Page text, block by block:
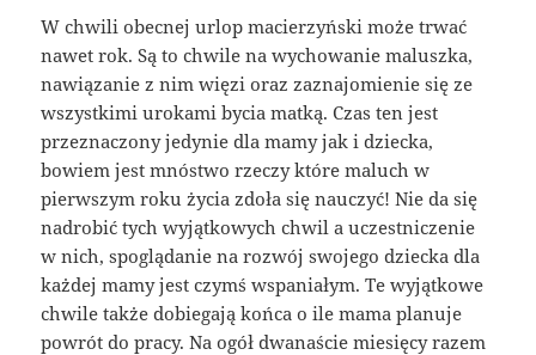
W chwili obecnej urlop macierzyński może trwać
nawet rok. Są to chwile na wychowanie maluszka,
nawiązanie z nim więzi oraz zaznajomienie się ze
wszystkimi urokami bycia matką. Czas ten jest
przeznaczony jedynie dla mamy jak i dziecka,
bowiem jest mnóstwo rzeczy które maluch w
pierwszym roku życia zdoła się nauczyć! Nie da się
nadrobić tych wyjątkowych chwil a uczestniczenie
w nich, spoglądanie na rozwój swojego dziecka dla
każdej mamy jest czymś wspaniałym. Te wyjątkowe
chwile także dobiegają końca o ile mama planuje
powrót do pracy. Na ogół dwanaście miesięcy razem